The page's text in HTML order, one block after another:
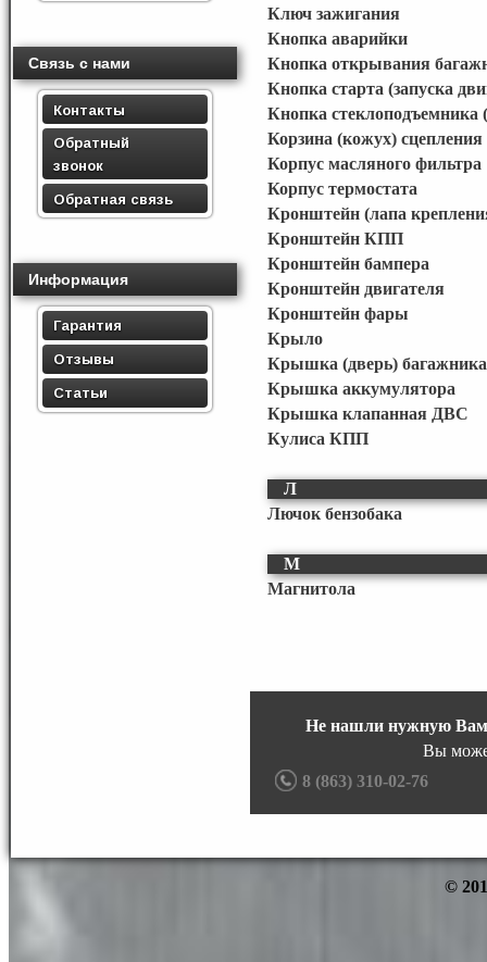
Связь с нами
Контакты
Обратный
звонок
Обратная связь
Информация
Гарантия
Отзывы
Статьи
Ключ зажигания
Кнопка аварийки
Кнопка открывания
Кнопка старта (запуска
Кнопка стеклоподъемника
Корзина (кожух) сцепления
Корпус масляного фильтра
Корпус термостата
Кронштейн (лапа
Кронштейн КПП
Кронштейн бампера
Кронштейн двигателя
Кронштейн фары
Крыло
Крышка (дверь) багажника
Крышка аккумулятора
Крышка клапанная ДВС
Кулиса КПП
Л
Лючок бензобака
М
Магнитола
Не нашли нужную Вам
Вы
8 (863) 310-02-76
©